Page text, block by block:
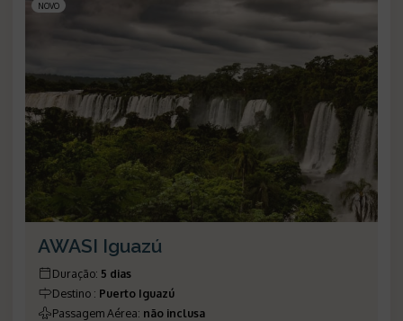
NOVO
AWASI Iguazú
Duração: 5 dias
Destino : Puerto Iguazú
Passagem Aérea: não inclusa